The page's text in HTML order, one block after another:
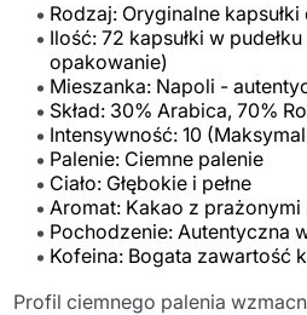
Rodzaj: Oryginalne
Ilość: 72 kapsułki w
opakowanie)
Mieszanka: Napoli -
Skład: 30% Arabica, 70%
Intensywność: 10
Palenie: Ciemne palenie
Ciało: Głębokie i pełne
Aromat: Kakao z prażonymi
Pochodzenie: Autentyczna
Kofeina: Bogata zawartość
Profil ciemnego palenia